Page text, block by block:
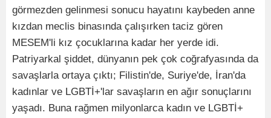
görmezden gelinmesi sonucu hayatını kaybeden anne
kızdan meclis binasında çalışırken taciz gören
MESEM'li kız çocuklarına kadar her yerde idi.
Patriyarkal şiddet, dünyanın pek çok coğrafyasında da
savaşlarla ortaya çıktı; Filistin'de, Suriye'de, İran'da
kadınlar ve LGBTİ+'lar savaşların en ağır sonuçlarını
yaşadı. Buna rağmen milyonlarca kadın ve LGBTİ+